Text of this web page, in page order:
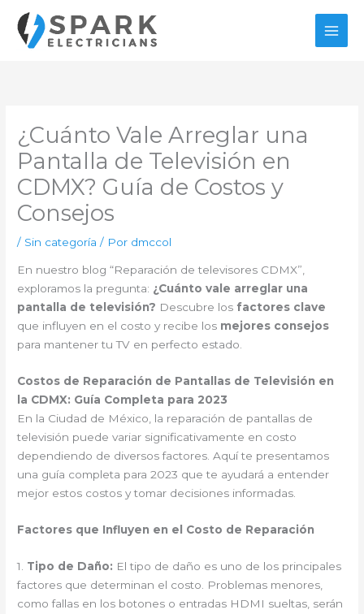
contenido
¿Cuánto Vale Arreglar una
Pantalla de Televisión en
CDMX? Guía de Costos y
Consejos
/ Sin categoría / Por dmccol
En nuestro blog “Reparación de televisores CDMX”,
exploramos la pregunta: ¿Cuánto vale arreglar una
pantalla de televisión? Descubre los factores clave
que influyen en el costo y recibe los mejores consejos
para mantener tu TV en perfecto estado.
Costos de Reparación de Pantallas de Televisión en
la CDMX: Guía Completa para 2023
En la Ciudad de México, la reparación de pantallas de
televisión puede variar significativamente en costo
dependiendo de diversos factores. Aquí te presentamos
una guía completa para 2023 que te ayudará a entender
mejor estos costos y tomar decisiones informadas.
Factores que Influyen en el Costo de Reparación
1. Tipo de Daño: El tipo de daño es uno de los principales
factores que determinan el costo. Problemas menores,
como fallas en los botones o entradas HDMI sueltas, serán